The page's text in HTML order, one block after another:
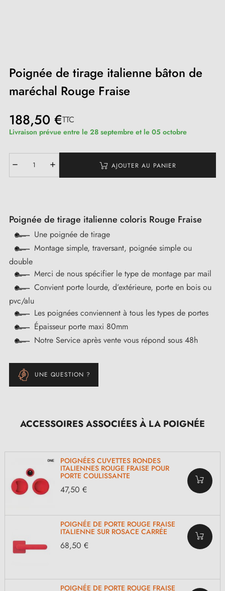
Poignée de tirage italienne bâton de
maréchal Rouge Fraise
188,50 €TTC
Livraison prévue entre le 28 septembre et le 05 octobre
AJOUTER AU PANIER
Poignée de tirage italienne coloris Rouge Fraise
Une poignée de tirage
Montage simple, traversant, poignée simple ou
double
Merci de nous spécifier le type de montage par mail
Convient porte lourde, d’extérieure, porte en bois ou
pvc/alu
Les poignées conviennent à tous les types de portes
Épaisseur porte maxi 80mm
Notre Service après vente vous répond sous 48h
UNE QUESTION ?
ACCESSOIRES ASSOCIÉES À LA POIGNÉE
POIGNÉES CUVETTES RONDES
ITALIENNES ROUGE FRAISE POUR
PORTE COULISSANTE
47,50 €
POIGNÉE DE PORTE ROUGE FRAISE
ITALIENNE SUR ROSACE CARRÉE
68,50 €
POIGNÉE DE PORTE ROUGE FRAISE